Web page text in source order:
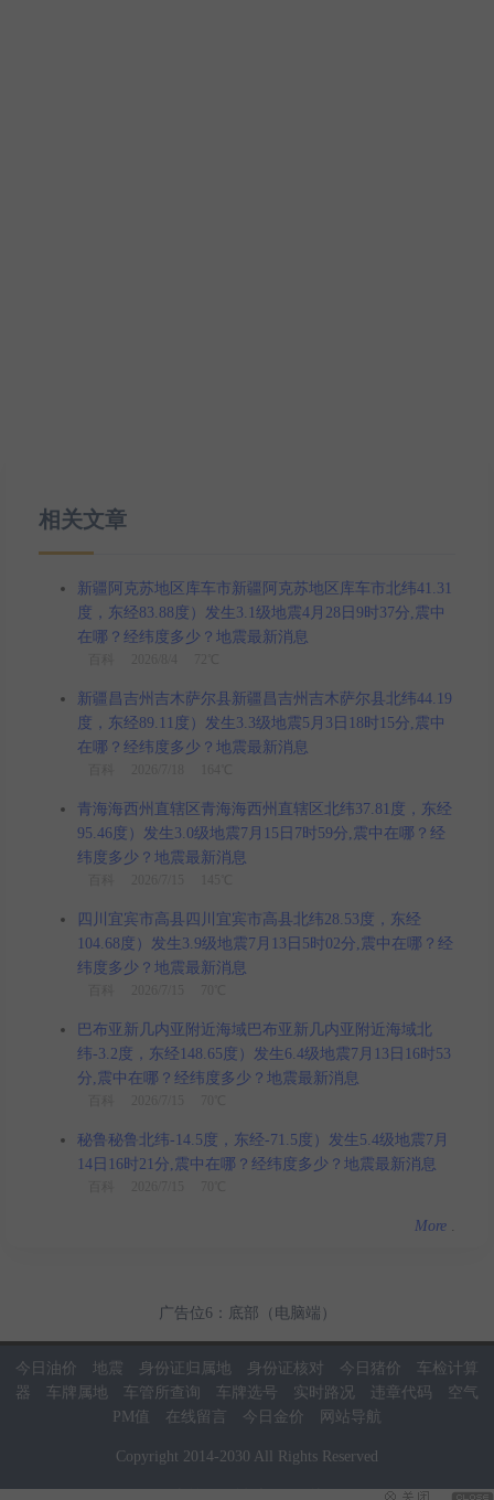
相关文章
新疆阿克苏地区库车市新疆阿克苏地区库车市北纬41.31
度，东经83.88度）发生3.1级地震4月28日9时37分,震中
在哪？经纬度多少？地震最新消息
新疆昌吉州吉木萨尔县新疆昌吉州吉木萨尔县北纬44.19
度，东经89.11度）发生3.3级地震5月3日18时15分,震中
在哪？经纬度多少？地震最新消息
青海海西州直辖区青海海西州直辖区北纬37.81度，东经
95.46度）发生3.0级地震7月15日7时59分,震中在哪？经
纬度多少？地震最新消息
四川宜宾市高县四川宜宾市高县北纬28.53度，东经
104.68度）发生3.9级地震7月13日5时02分,震中在哪？经
纬度多少？地震最新消息
巴布亚新几内亚附近海域巴布亚新几内亚附近海域北
纬-3.2度，东经148.65度）发生6.4级地震7月13日16时53
分,震中在哪？经纬度多少？地震最新消息
秘鲁秘鲁北纬-14.5度，东经-71.5度）发生5.4级地震7月
14日16时21分,震中在哪？经纬度多少？地震最新消息
More
广告位6：底部（电脑端）
今日油价 地震 身份证归属地 身份证核对 今日猪价
车检计算
器
车牌属地 车管所查询 车牌选号 实时路况 违章代码
空气
PM值
在线留言 今日金价 网站导航
Copyright 2014-2030 All Rights Reserved